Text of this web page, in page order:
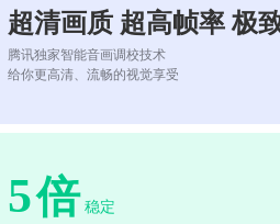
超清画质 超高帧率 极
腾讯独家智能音画调校技术
给你更高清、流畅的视觉享受
5倍 稳定